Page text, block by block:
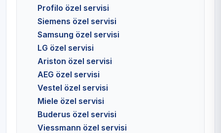
Profilo özel servisi
Siemens özel servisi
Samsung özel servisi
LG özel servisi
Ariston özel servisi
AEG özel servisi
Vestel özel servisi
Miele özel servisi
Buderus özel servisi
Viessmann özel servisi